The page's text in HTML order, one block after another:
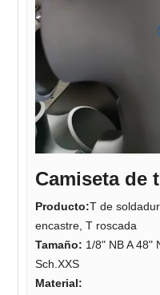
Camiseta de
Producto:T de
encastre, T roscada
Tamaño: 1/8" NB A 48"
Sch.XXS
Material: